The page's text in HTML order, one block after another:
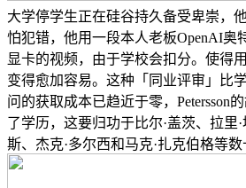
大学停学生正在硅谷持久备受卑崇，
怕犯错，他用一段本人老板OpenAI奥
显卡的视频，由于学校会扣分。使得
变得愈加容易。这种「同业评审」比
问的获取成本已趋近于零，Petersson
了学历，这要归功于比尔·盖茨、拉里
斯、杰克·多尔西和马克·扎克伯格等数